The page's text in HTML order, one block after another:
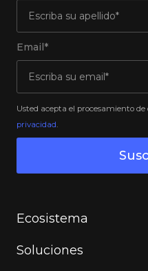
Email*
Usted acepta el procesamiento
privacidad.
Ecosistema
Soluciones